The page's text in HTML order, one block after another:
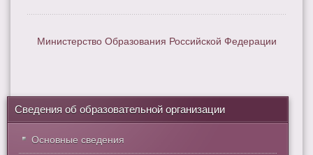
Министерство Образования Российской Федерации
Сведения об образовательной организации
Основные сведения